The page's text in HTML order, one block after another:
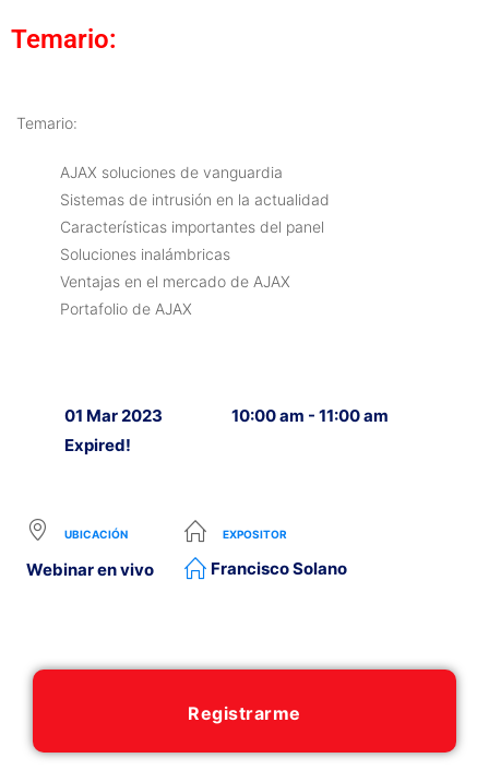
Temario:
Temario:
AJAX soluciones de vanguardia
Sistemas de intrusión en la actualidad
Características importantes del panel
Soluciones inalámbricas
Ventajas en el mercado de AJAX
Portafolio de AJAX
01 Mar 2023
Expired!
10:00 am - 11:00 am
UBICACIÓN
Webinar en vivo
EXPOSITOR
Francisco Solano
Registrarme